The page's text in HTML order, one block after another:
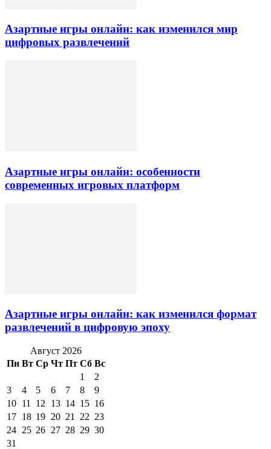
Азартные игры онлайн: как изменился мир
цифровых развлечений
Азартные игры онлайн: особенности
современных игровых платформ
Азартные игры онлайн: как изменился формат
развлечений в цифровую эпоху
Август 2026
Пн Вт Ср Чт Пт Сб Вс
1
2
3
4 5 6 7 8
9
10 11 12 13 14 15 16
17 18 19 20 21 22 23
24 25 26 27 28 29 30
31